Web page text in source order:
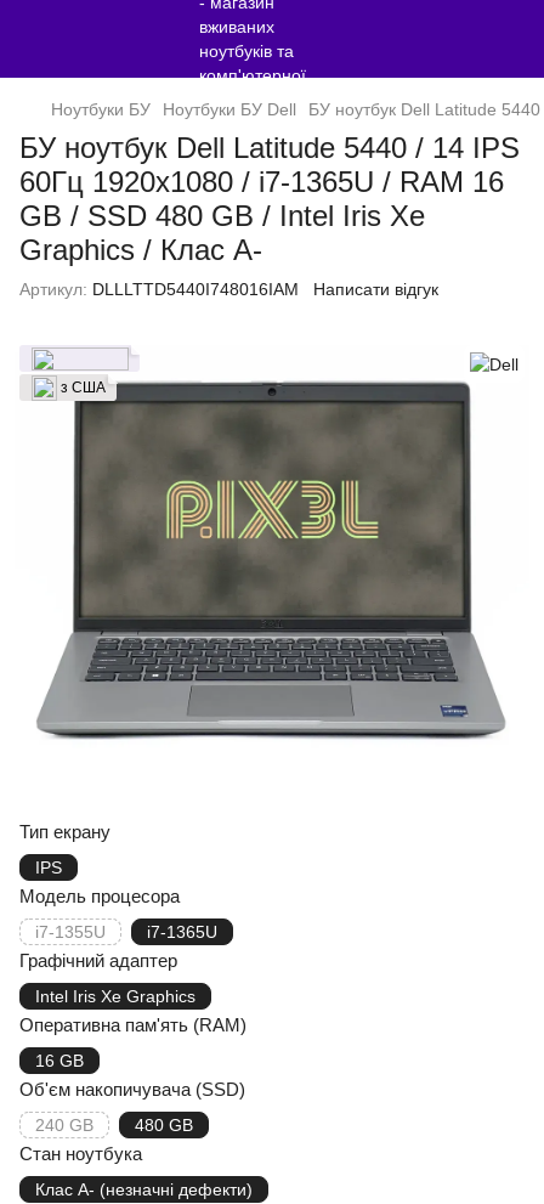
Ноутбуки БУ Ноутбуки БУ Dell БУ ноутбук Dell Latitude
БУ ноутбук Dell Latitude 5440 / 14 IPS
60Гц 1920x1080 / i7-1365U / RAM 16
GB / SSD 480 GB / Intel Iris Xe
Graphics / Клас A-
Артикул: DLLLTTD5440I748016IAM Написати відгук
з США
Тип екрану
IPS
Модель процесора
i7-1355U i7-1365U
Графічний адаптер
Intel Iris Xe Graphics
Оперативна пам'ять (RAM)
16 GB
Об'єм накопичувача (SSD)
240 GB 480 GB
Стан ноутбука
Клас A- (незначні дефекти)